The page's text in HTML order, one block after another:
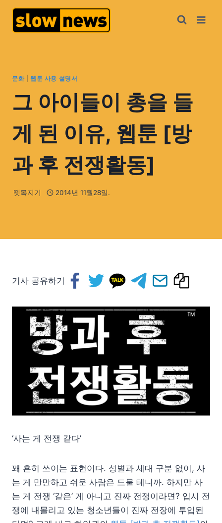
문화| 웹툰 사용 설명서
그 아이들이 총을 들
게 된 이유, 웹툰 [방
과 후 전쟁활동]
뗏목지기 2014년 11월28일.
기사 공유하기
‘사는 게 전쟁 같다’
꽤 흔히 쓰이는 표현이다. 성별과 세대 구분 없이, 사
는 게 만만하고 쉬운 사람은 드물 테니까. 하지만 사
는 게 전쟁 ‘같은’ 게 아니고 진짜 전쟁이라면? 입시 전
쟁에 내몰리고 있는 청소년들이 진짜 전장에 투입된